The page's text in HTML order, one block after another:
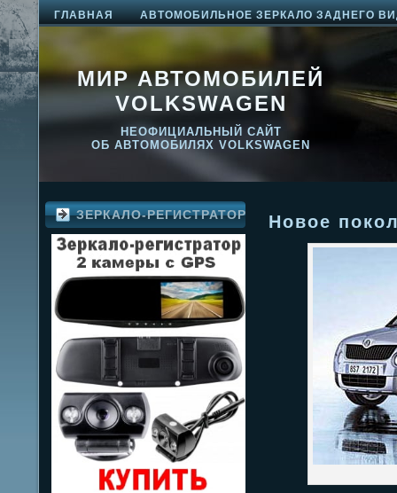
ГЛАВНАЯ АВТОМОБИЛЬНОЕ ЗЕРКАЛО ЗАДНЕГО
МИР АВТОМОБИЛЕЙ
VOLKSWAGEN
НЕОФИЦИАЛЬНЫЙ САЙТ
ОБ АВТОМОБИЛЯХ VOLKSWAGEN
ЗЕРКАЛО-РЕГИСТРАТОР Новое